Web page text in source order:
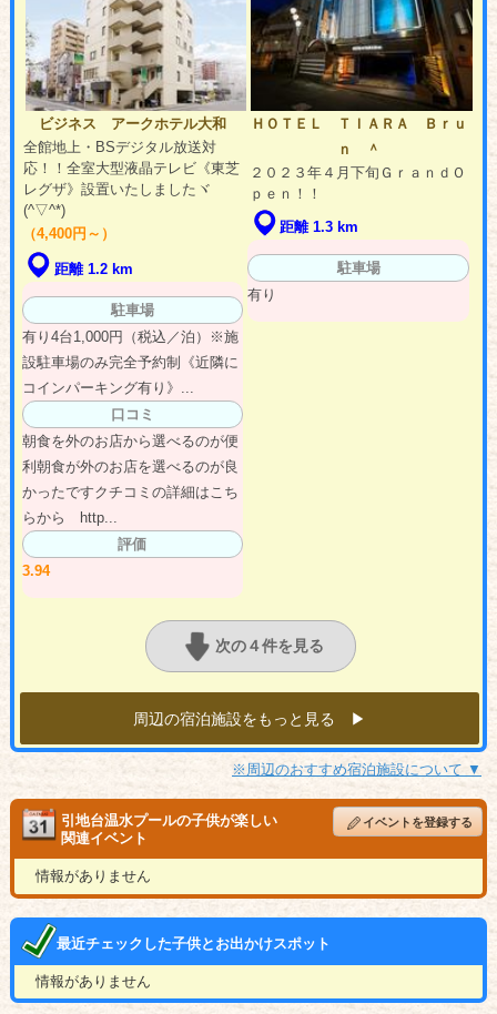
ビジネス アークホテル大和
全館地上・BSデジタル放送対
応！！全室大型液晶テレビ《東芝
レグザ》設置いたしましたヾ
(^▽^*)
（4,400円～）
距離 1.2 km
駐車場
有り4台1,000円（税込／泊）※施
設駐車場のみ完全予約制《近隣に
コインパーキング有り》...
口コミ
朝食を外のお店から選べるのが便
利朝食が外のお店を選べるのが良
かったですクチコミの詳細はこち
らから http...
評価
3.94
ＨＯＴＥＬ ＴＩＡＲＡ Ｂｒｕ
ｎ ＾
２０２３年４月下旬ＧｒａｎｄＯ
ｐｅｎ！！
距離 1.3 km
駐車場
有り
次の４件を見る
周辺の宿泊施設をもっと見る ▶︎
※周辺のおすすめ宿泊施設について ▼
引地台温水プールの子供が楽しい
関連イベント
イベントを登録する
情報がありません
最近チェックした子供とお出かけスポット
情報がありません